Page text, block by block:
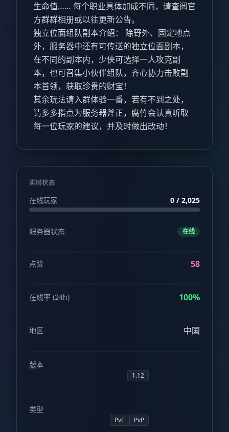
生命值…… 每个职业具体加成不同，请查阅官
方群群相册或以往更新公告。
独立位面组队副本介绍： 除野外、固定地点
外，服务器中还有可传送的独立位面副本，
在不同的副本内，少侠可选择一人攻克副
本，也可召集小伙伴组队，齐心协力击败副
本首领，获取珍贵的财宝！
其余玩法请入群体验一番，若有不到之处，
请多多指点为服务器斧正，腐竹会认真听取
每一位玩家的建议，并及时做出改动！
实时状态
在线玩家 0 / 2,025
服务器状态 在线
点赞 58
在线率 (24h) 100%
地区 中国
版本
1.12
类型
PvE PvP